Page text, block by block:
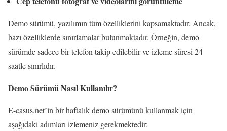
Demo sürümü, yazılımın tüm özelliklerini kapsamaktadır. Ancak,
bazı özelliklerde sınırlamalar bulunmaktadır. Örneğin, demo
sürümde sadece bir telefon takip edilebilir ve izleme süresi 24
saatle sınırlıdır.
Demo Sürümü Nasıl Kullanılır?
E-casus.net’in bir haftalık demo sürümünü kullanmak için
aşağıdaki adımları izlemeniz gerekmektedir: